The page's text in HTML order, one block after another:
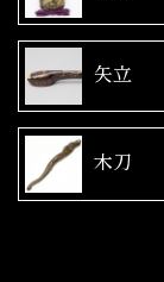
矢立
木刀